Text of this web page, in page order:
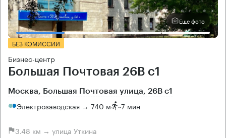
Еще фото
БЕЗ КОМИССИИ
Бизнес-центр
Большая Почтовая 26В с1
Москва, Большая Почтовая улица, 26В с1
Электрозаводская → 740 м ~7 мин
3.48 км → улица Уткина